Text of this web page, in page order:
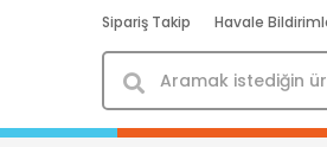
Sipariş Takip Havale